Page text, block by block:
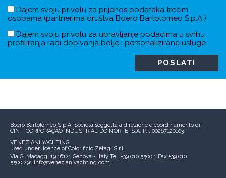
Dajem svoju privolu za prijenos podataka trećim
osobama (partnerima društva Boero Bartolomeo S.p.A.)
Dajem svoju privolu za upravljanje podacima u svrhu
profiliranja radi dobivanja bolje i personalizirane usluge
Boero Bartolomeo S.p.A. Società soggetta a direzione e coordinamento di
CIN – CORPORAÇÃO INDUSTRIAL DO NORTE, S.A. P.I. 00267120103
VENEZIANI YACHTING
used under licence of Colorificio Zetagi S.r.l.
Via G. Macaggi 19 16121 Genova - Italy Tel. +39 010 5500.1 Fax +39 010
5500.291 info@venezianiyachting.com